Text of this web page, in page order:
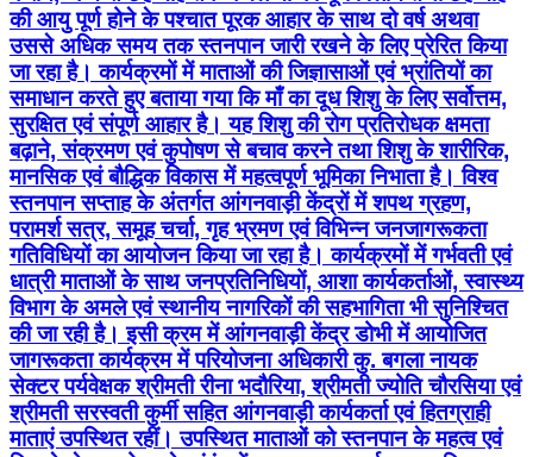
की आयु पूर्ण होने के पश्चात पूरक आहार के साथ दो वर्ष अथवा
उससे अधिक समय तक स्तनपान जारी रखने के लिए प्रेरित किया
जा रहा है। कार्यक्रमों में माताओं की जिज्ञासाओं एवं भ्रांतियों का
समाधान करते हुए बताया गया कि माँ का दूध शिशु के लिए सर्वोत्तम,
सुरक्षित एवं संपूर्ण आहार है। यह शिशु की रोग प्रतिरोधक क्षमता
बढ़ाने, संक्रमण एवं कुपोषण से बचाव करने तथा शिशु के शारीरिक,
मानसिक एवं बौद्धिक विकास में महत्वपूर्ण भूमिका निभाता है। विश्व
स्तनपान सप्ताह के अंतर्गत आंगनवाड़ी केंद्रों में शपथ ग्रहण,
परामर्श सत्र, समूह चर्चा, गृह भ्रमण एवं विभिन्न जनजागरूकता
गतिविधियों का आयोजन किया जा रहा है। कार्यक्रमों में गर्भवती एवं
धात्री माताओं के साथ जनप्रतिनिधियों, आशा कार्यकर्ताओं, स्वास्थ्य
विभाग के अमले एवं स्थानीय नागरिकों की सहभागिता भी सुनिश्चित
की जा रही है। इसी क्रम में आंगनवाड़ी केंद्र डोभी में आयोजित
जागरूकता कार्यक्रम में परियोजना अधिकारी कु. बगला नायक
सेक्टर पर्यवेक्षक श्रीमती रीना भदौरिया, श्रीमती ज्योति चौरसिया एवं
श्रीमती सरस्वती कुर्मी सहित आंगनवाड़ी कार्यकर्ता एवं हितग्राही
माताएं उपस्थित रहीं। उपस्थित माताओं को स्तनपान के महत्व एवं